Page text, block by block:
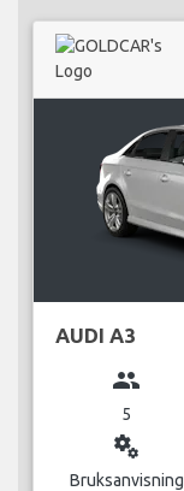
AUDI A3
group
5
miscellaneous_services
Bruksanvisning